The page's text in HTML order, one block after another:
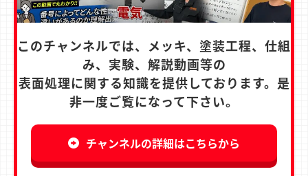
このチャンネルでは、メッキ、塗装工程、仕組
み、実験、解説動画等の
表面処理に関する知識を提供しております。是
非一度ご覧になって下さい。
チャンネルの詳細はこちらから